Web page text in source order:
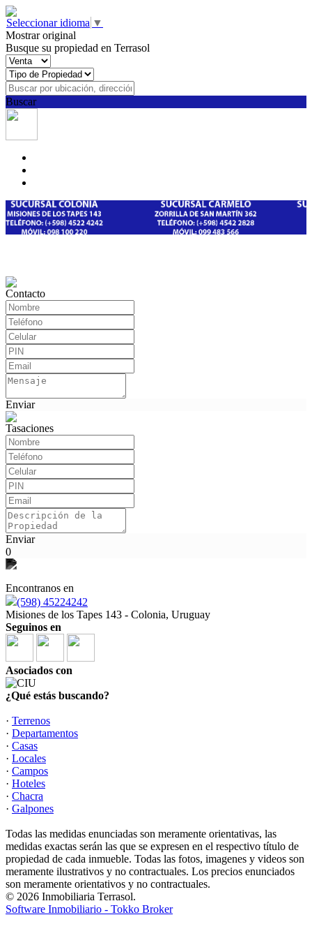
Seleccionar idioma ▼
Mostrar original
Busque su propiedad en Terrasol
Buscar
Contacto
Enviar
Tasaciones
Enviar
0
Encontranos en
(598) 45224242
Misiones de los Tapes 143 - Colonia, Uruguay
Seguinos en
Asociados con
¿Qué estás buscando?
· Terrenos
· Departamentos
· Casas
· Locales
· Campos
· Hoteles
· Chacra
· Galpones
Todas las medidas enunciadas son meramente orientativas, las
medidas exactas serán las que se expresen en el respectivo título de
propiedad de cada inmueble. Todas las fotos, imagenes y videos son
meramente ilustrativos y no contractuales. Los precios enunciados
son meramente orientativos y no contractuales.
© 2026 Inmobiliaria Terrasol.
Software Inmobiliario - Tokko Broker